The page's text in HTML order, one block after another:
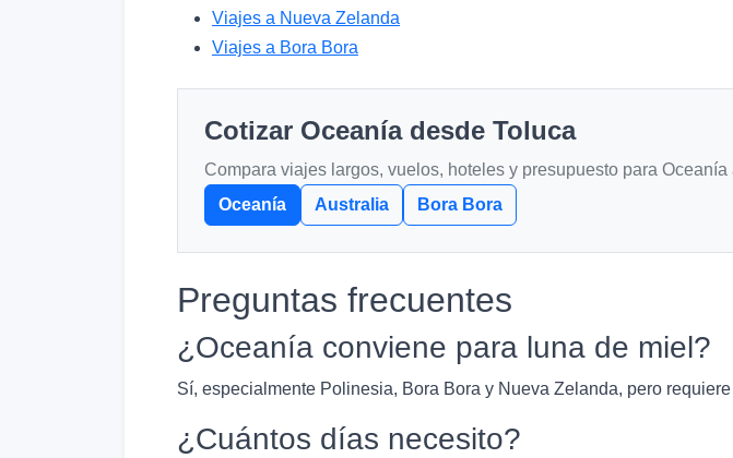
Viajes a Nueva Zelanda
Viajes a Bora Bora
Cotizar Oceanía desde Toluca
Compara viajes largos, vuelos, hoteles y presupuesto para Oceanía
Oceanía
Australia Bora Bora
Preguntas frecuentes
¿Oceanía conviene para luna de miel?
Sí, especialmente Polinesia, Bora Bora y Nueva Zelanda, pero
¿Cuántos días necesito?